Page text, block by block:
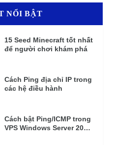
NỔI BẬT
15 Seed Minecraft tốt nhất
để người chơi khám phá
Cách Ping địa chỉ IP trong
các hệ điều hành
Cách bật Ping/ICMP trong
VPS Windows Server 2016